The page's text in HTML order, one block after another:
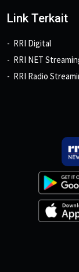
Link Terkait
RRI Digital
RRI NET
RRI Radio